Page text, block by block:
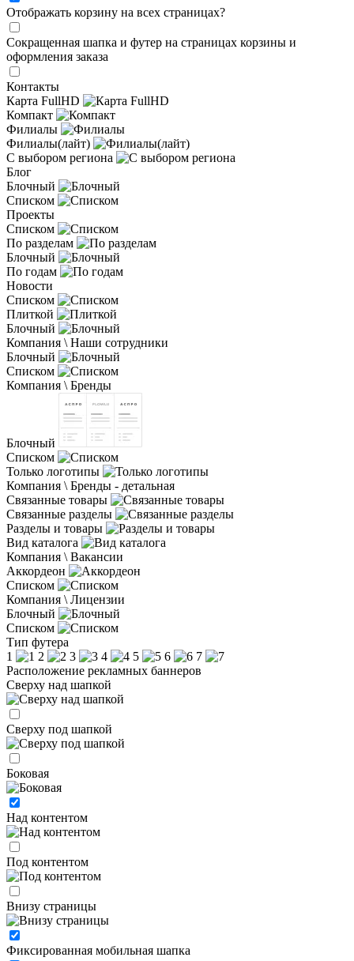
Отображать корзину на всех страницах?
Сокращенная шапка и футер на страницах корзины и
оформления заказа
Контакты
Карта FullHD
Компакт
Филиалы
Филиалы(лайт)
С выбором региона
Блог
Блочный
Списком
Проекты
Списком
По разделам
Блочный
По годам
Новости
Списком
Плиткой
Блочный
Компания \ Наши сотрудники
Блочный
Списком
Компания \ Бренды
Блочный
Списком
Только логотипы
Компания \ Бренды - детальная
Связанные товары
Связанные разделы
Разделы и товары
Вид каталога
Компания \ Вакансии
Аккордеон
Списком
Компания \ Лицензии
Блочный
Списком
Тип футера
1
2 3 4 5 6
7
Расположение рекламных баннеров
Сверху над шапкой
Сверху под шапкой
Боковая
Над контентом
Под контентом
Внизу страницы
Фиксированная мобильная шапка